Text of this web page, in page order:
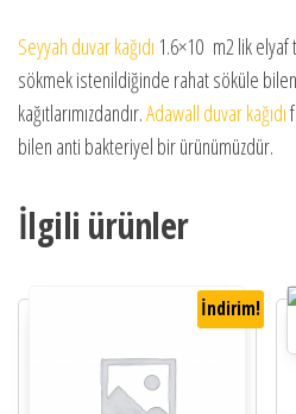
Seyyah duvar kağıdı 1.6×10 m2 lik elyaf
sökmek istenildiğinde rahat söküle
kağıtlarımızdandır.Adawall duvar kağıdı
bilen anti bakteriyel bir ürünümüzdür.
İlgili ürünler
İndirim!